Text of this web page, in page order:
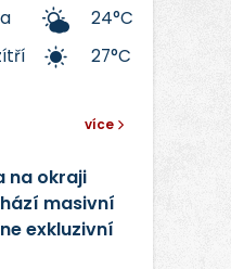
24°C
27°C
více
na okraji
masivní
exkluzivní